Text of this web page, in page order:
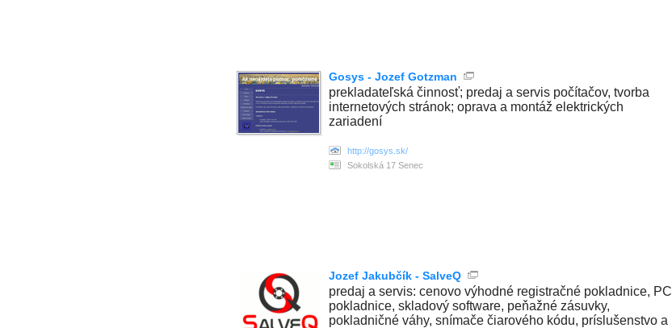
Gosys - Jozef Gotzman
prekladateľská činnosť; predaj a servis počítačov, tvorba
internetových stránok; oprava a montáž elektrických
zariadení
http://gosys.sk/
Sokolská 17 Senec
Jozef Jakubčík - SalveQ
predaj a servis: cenovo výhodné registračné pokladnice, PC
pokladnice, skladový software, peňažné zásuvky,
pokladničné váhy, snímače čiarového kódu, príslušenstvo a